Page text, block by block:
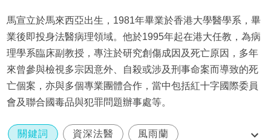
馬宣立於馬來西亞出生，1981年畢業於香港大學醫學系，畢
業後即投身法醫病理領域。他於1995年起在港大任教，為病
理學系臨床副教授，專注於研究創傷成因及死亡原因，多年
來曾參與檢視多宗因意外、自殺或涉及刑事命案而導致的死
亡個案，亦與多個專業團體合作，當中包括紅十字國際委員
會及聯合國毒品與犯罪問題辦事處等。
關鍵詞 資深法醫 風雨蘭